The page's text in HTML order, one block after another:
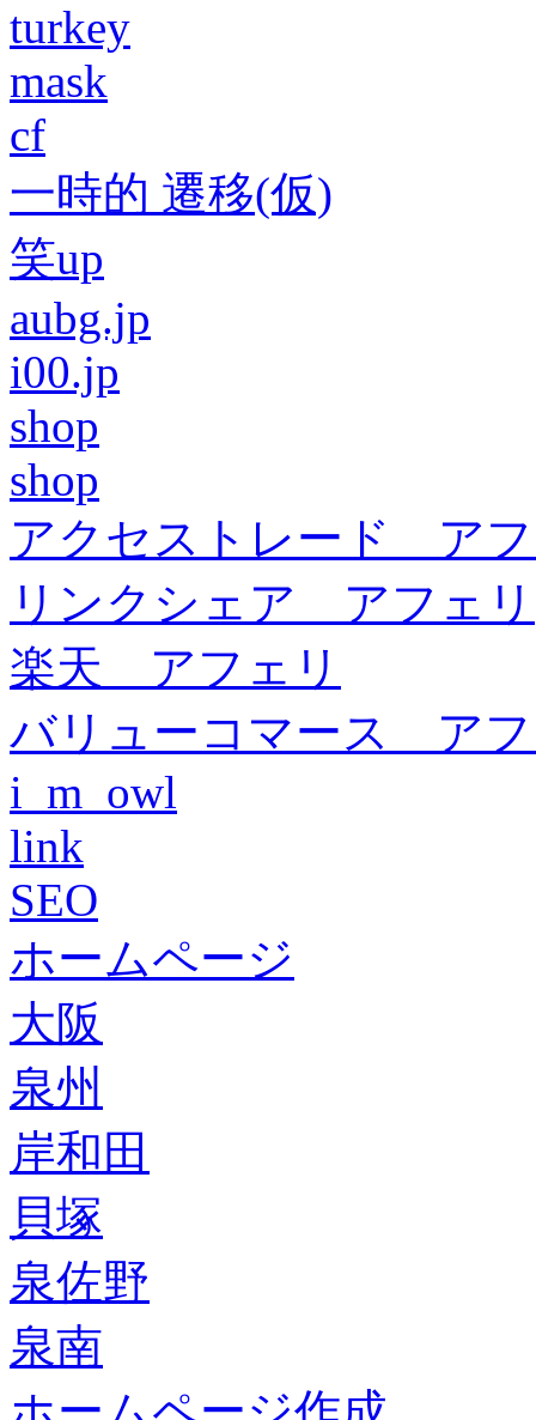
turkey
mask
cf
一時的 遷移(仮)
笑up
aubg.jp
i00.jp
shop
shop
アクセストレード ア
リンクシェア アフェリ
楽天 アフェリ
バリューコマース ア
i_m_owl
link
SEO
ホームページ
大阪
泉州
岸和田
貝塚
泉佐野
泉南